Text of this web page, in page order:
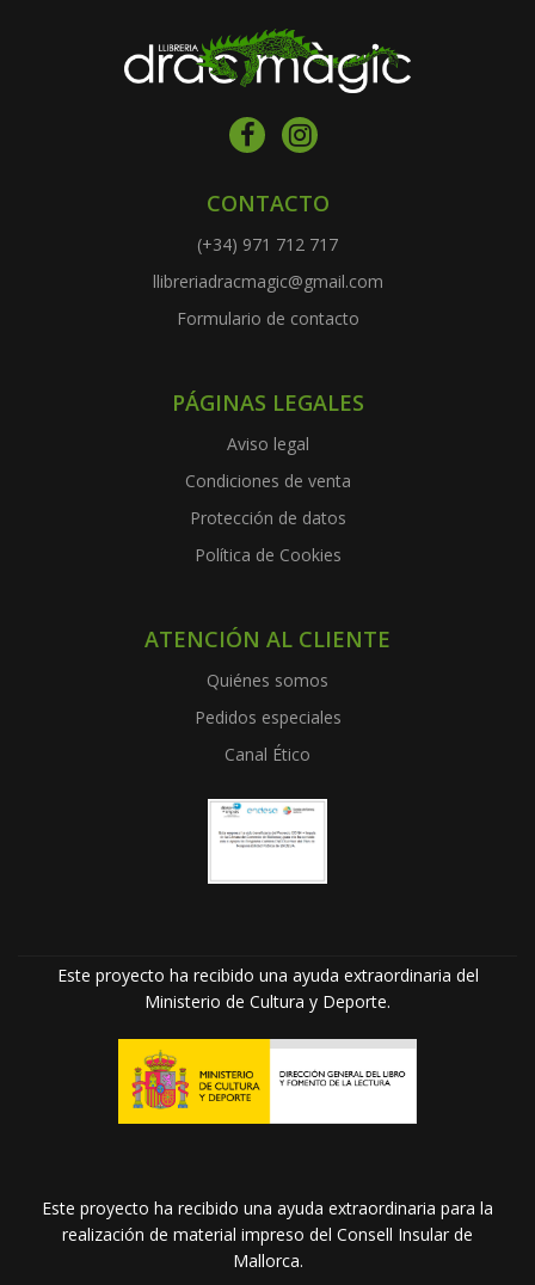
CONTACTO
(+34) 971 712 717
llibreriadracmagic@gmail.com
Formulario de contacto
PÁGINAS LEGALES
Aviso legal
Condiciones de venta
Protección de datos
Política de Cookies
ATENCIÓN AL CLIENTE
Quiénes somos
Pedidos especiales
Canal Ético
Este proyecto ha recibido una ayuda extraordinaria del
Ministerio de Cultura y Deporte.
Este proyecto ha recibido una ayuda extraordinaria para la
realización de material impreso del Consell Insular de
Mallorca.